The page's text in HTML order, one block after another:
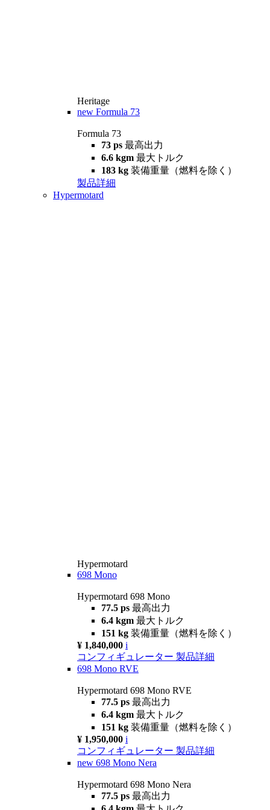
Heritage
new Formula 73
Formula 73
73 ps 最高出力
6.6 kgm 最大トルク
183 kg 装備重量（燃料を除く）
製品詳細
Hypermotard
Hypermotard
698 Mono
Hypermotard 698 Mono
77.5 ps 最高出力
6.4 kgm 最大トルク
151 kg 装備重量（燃料を除く）
¥ 1,840,000 i
コンフィギュレーター 製品詳細
698 Mono RVE
Hypermotard 698 Mono RVE
77.5 ps 最高出力
6.4 kgm 最大トルク
151 kg 装備重量（燃料を除く）
¥ 1,950,000 i
コンフィギュレーター 製品詳細
new 698 Mono Nera
Hypermotard 698 Mono Nera
77.5 ps 最高出力